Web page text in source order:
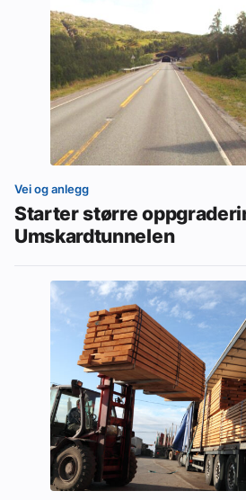
Vei og anlegg
Starter større
Umskardtunnelen